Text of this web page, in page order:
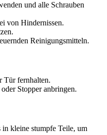
und alle Schrauben
von Hindernissen.
Reinigungsmitteln.
Tür fernhalten.
Stopper anbringen.
kleine stumpfe Teile, um